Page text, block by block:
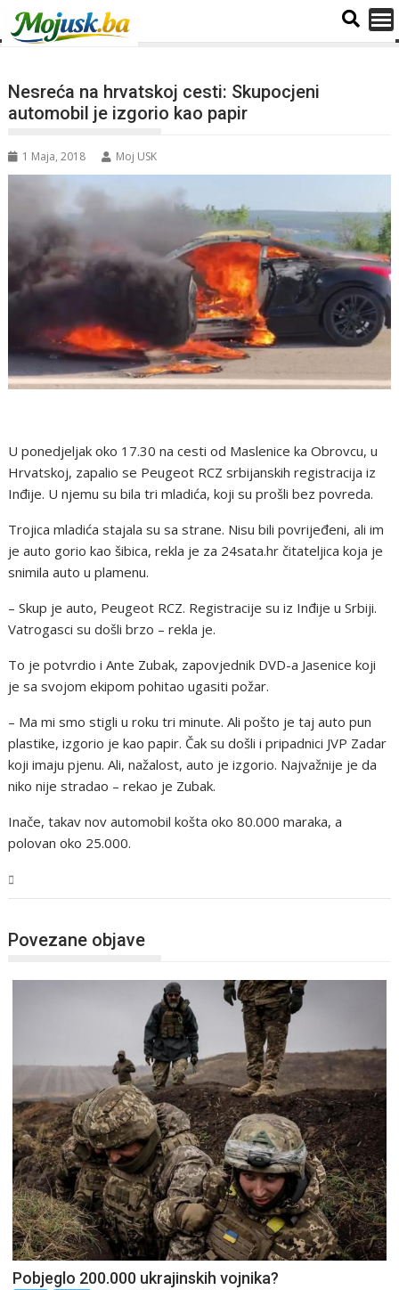
Nesreća na hrvatskoj cesti: Skupocjeni
automobil je izgorio kao papir
1 Maja, 2018 Moj USK
U ponedjeljak oko 17.30 na cesti od Maslenice ka Obrovcu, u
Hrvatskoj, zapalio se Peugeot RCZ srbijanskih registracija iz
Inđije. U njemu su bila tri mladića, koji su prošli bez povreda.
Trojica mladića stajala su sa strane. Nisu bili povrijeđeni, ali im
je auto gorio kao šibica, rekla je za 24sata.hr čitateljica koja je
snimila auto u plamenu.
– Skup je auto, Peugeot RCZ. Registracije su iz Inđije u Srbiji.
Vatrogasci su došli brzo – rekla je.
To je potvrdio i Ante Zubak, zapovjednik DVD-a Jasenice koji
je sa svojom ekipom pohitao ugasiti požar.
– Ma mi smo stigli u roku tri minute. Ali pošto je taj auto pun
plastike, izgorio je kao papir. Čak su došli i pripadnici JVP Zadar
koji imaju pjenu. Ali, nažalost, auto je izgorio. Najvažnije je da
niko nije stradao – rekao je Zubak.
Inače, takav nov automobil košta oko 80.000 maraka, a
polovan oko 25.000.
Povezane objave
Pobjeglo 200.000 ukrajinskih vojnika?